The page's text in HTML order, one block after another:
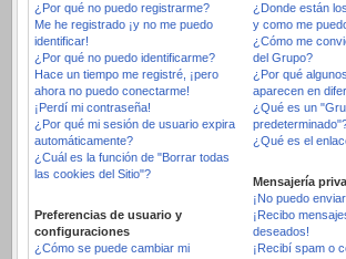
¿Por qué no puedo registrarme?
Me he registrado ¡y no me puedo
identificar!
¿Por qué no puedo identificarme?
Hace un tiempo me registré, ¡pero
ahora no puedo conectarme!
¡Perdí mi contraseña!
¿Por qué mi sesión de usuario expira
automáticamente?
¿Cuál es la función de "Borrar todas
las cookies del Sitio"?
Preferencias de usuario y
configuraciones
¿Cómo se puede cambiar mi
¿Donde están
y como me
¿Cómo me
del Grupo?
¿Por qué
aparecen en
¿Qué es un
¿Qué es el
Mensajería
¡No puedo
¡Recibo
deseados!
¡Recibí spam o